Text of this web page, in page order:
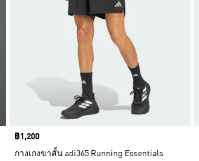
Price
฿1,200
กางเกงขาสั้น adi365 Running Essentials